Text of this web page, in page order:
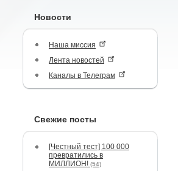
Новости
Наша миссия
Лента новостей
Каналы в Телеграм
Свежие посты
[Честный тест] 100 000
превратились в
МИЛЛИОН! (54)